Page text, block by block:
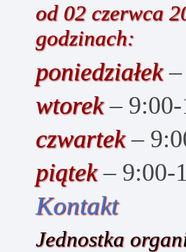
od 02 czerwca
godzinach:
poniedziałek–
wtorek– 9:00-
czwartek–
piątek– 9:00-
Kontakt
Jednostka